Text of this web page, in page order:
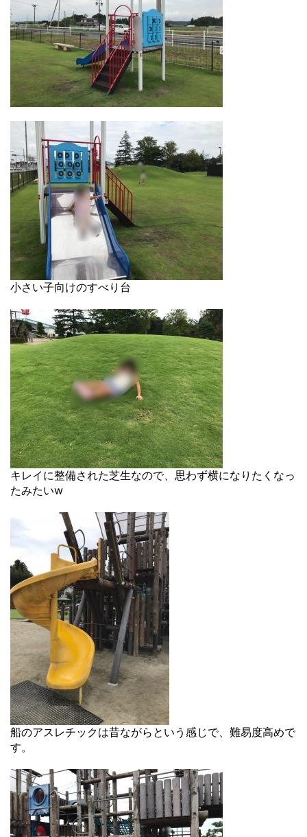
小さい子向けのすべり台
キレイに整備された芝生なので、思わず横になりたくなっ
たみたいw
船のアスレチックは昔ながらという感じで、難易度高めで
す。